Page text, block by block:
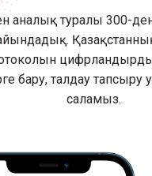
аналық туралы 300-
бару, талдау
саламыз.